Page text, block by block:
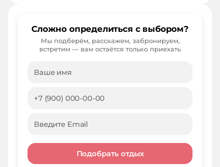
Сложно определиться с выбором?
Мы подберём, расскажем, забронируем,
встретим — вам остаётся только приехать
Подобрать отдых